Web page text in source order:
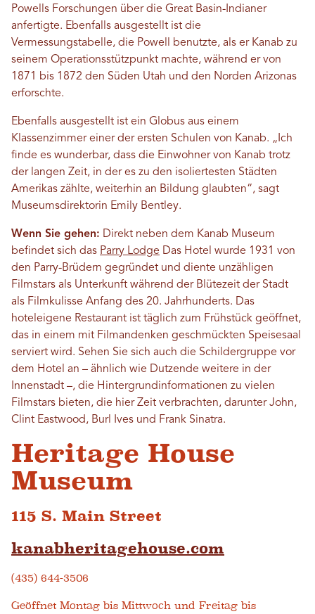
Powells Forschungen über die Great Basin-Indianer
anfertigte. Ebenfalls ausgestellt ist die
Vermessungstabelle, die Powell benutzte, als er Kanab zu
seinem Operationsstützpunkt machte, während er von
1871 bis 1872 den Süden Utah und den Norden Arizonas
erforschte.
Ebenfalls ausgestellt ist ein Globus aus einem
Klassenzimmer einer der ersten Schulen von Kanab. „Ich
finde es wunderbar, dass die Einwohner von Kanab trotz
der langen Zeit, in der es zu den isoliertesten Städten
Amerikas zählte, weiterhin an Bildung glaubten“, sagt
Museumsdirektorin Emily Bentley.
Wenn Sie gehen: Direkt neben dem Kanab Museum
befindet sich das Parry Lodge Das Hotel wurde 1931 von
den Parry-Brüdern gegründet und diente unzähligen
Filmstars als Unterkunft während der Blütezeit der Stadt
als Filmkulisse Anfang des 20. Jahrhunderts. Das
hoteleigene Restaurant ist täglich zum Frühstück geöffnet,
das in einem mit Filmandenken geschmückten Speisesaal
serviert wird. Sehen Sie sich auch die Schildergruppe vor
dem Hotel an – ähnlich wie Dutzende weitere in der
Innenstadt –, die Hintergrundinformationen zu vielen
Filmstars bieten, die hier Zeit verbrachten, darunter John,
Clint Eastwood, Burl Ives und Frank Sinatra.
Heritage House
Museum
115 S. Main Street
kanabheritagehouse.com
(435) 644-3506
Geöffnet Montag bis Mittwoch und Freitag bis